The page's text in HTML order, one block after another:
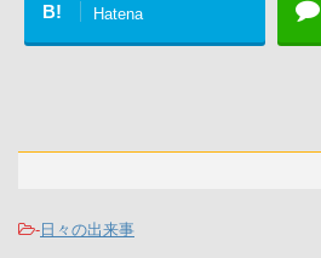
B! Hatena
- 日々の出来事